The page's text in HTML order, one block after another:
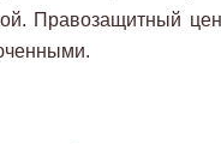
Правозащитный